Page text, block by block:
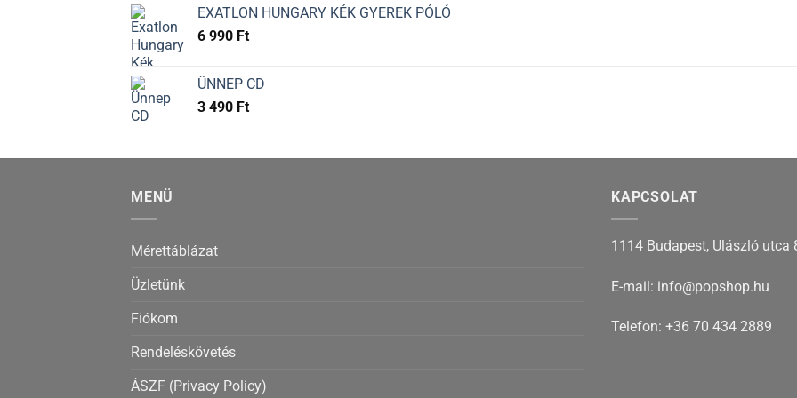
EXATLON HUNGARY KÉK GYEREK PÓLÓ
6 990 Ft
ÜNNEP CD
3 490 Ft
MENÜ
Mérettáblázat
Üzletünk
Fiókom
Rendeléskövetés
ÁSZF (Privacy Policy)
KAPCSOLAT
1114 Budapest, Ulászló utca
E-mail: info@popshop.hu
Telefon: +36 70 434 2889